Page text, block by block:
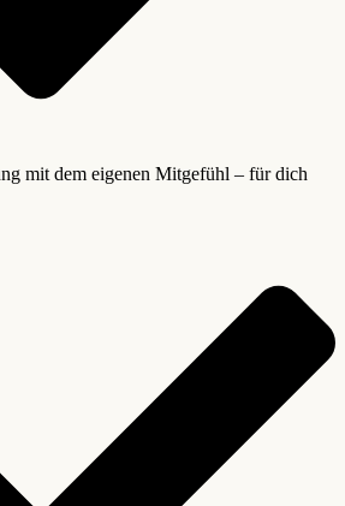
mit dem eigenen Mitgefühl – für dich